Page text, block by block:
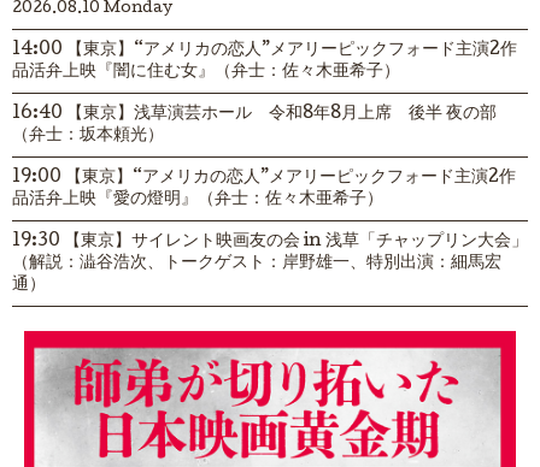
2026.08.10 Monday
14:00 【東京】“アメリカの恋人”メアリーピックフォード主演2作
品活弁上映『闇に住む女』（弁士：佐々木亜希子）
16:40 【東京】浅草演芸ホール 令和8年8月上席 後半 夜の部
（弁士：坂本頼光）
19:00 【東京】“アメリカの恋人”メアリーピックフォード主演2作
品活弁上映『愛の燈明』（弁士：佐々木亜希子）
19:30 【東京】サイレント映画友の会 in 浅草「チャップリン大会」
（解説：澁谷浩次、トークゲスト：岸野雄一、特別出演：細馬宏
通）